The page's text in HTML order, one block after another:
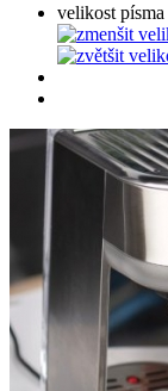
velikost písma